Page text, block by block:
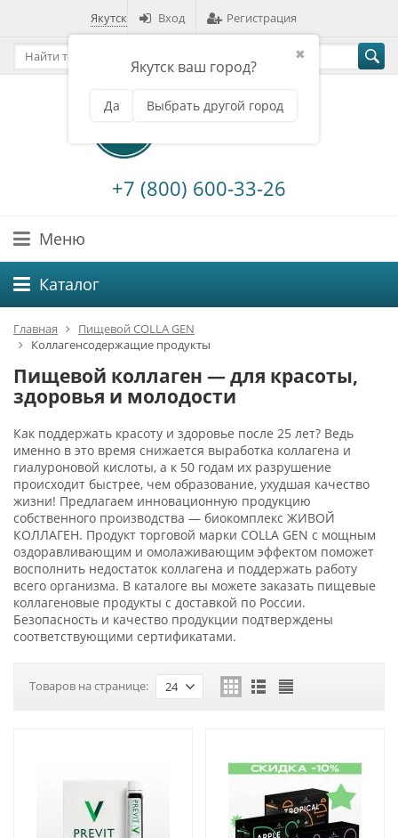
Якутск
✖
Якутск ваш город?
Да Выбрать другой город
Вход Регистрация
+7 (800) 600-33-26
Меню
Каталог
Главная
Пищевой COLLA GEN
Коллагенсодержащие продукты
Пищевой коллаген — для красоты,
здоровья и молодости
Как поддержать красоту и здоровье после 25 лет? Ведь
именно в это время снижается выработка коллагена и
гиалуроновой кислоты, а к 50 годам их разрушение
происходит быстрее, чем образование, ухудшая качество
жизни! Предлагаем инновационную продукцию
собственного производства — биокомплекс ЖИВОЙ
КОЛЛАГЕН. Продукт торговой марки COLLA GEN с мощным
оздоравливающим и омолаживающим эффектом поможет
восполнить недостаток коллагена и поддержать работу
всего организма. В каталоге вы можете заказать пищевые
коллагеновые продукты с доставкой по России.
Безопасность и качество продукции подтверждены
соответствующими сертификатами.
Товаров на странице: 24